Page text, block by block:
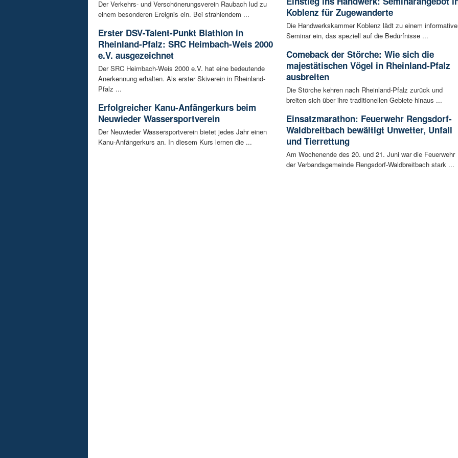
Der Verkehrs- und Verschönerungsverein Raubach lud zu
einem besonderen Ereignis ein. Bei strahlendem ...
Erster DSV-Talent-Punkt Biathlon in
Rheinland-Pfalz: SRC Heimbach-Weis 2000
e.V. ausgezeichnet
Der SRC Heimbach-Weis 2000 e.V. hat eine bedeutende
Anerkennung erhalten. Als erster Skiverein in Rheinland-
Pfalz ...
Erfolgreicher Kanu-Anfängerkurs beim
Neuwieder Wassersportverein
Der Neuwieder Wassersportverein bietet jedes Jahr einen
Kanu-Anfängerkurs an. In diesem Kurs lernen die ...
Koblenz für Zugewanderte
Die Handwerkskammer Koblenz lädt zu einem
Seminar ein, das speziell auf die Bedürfnisse ...
Comeback der Störche: Wie sich die
majestätischen Vögel in Rheinland-Pfalz
ausbreiten
Die Störche kehren nach Rheinland-Pfalz zurück und
breiten sich über ihre traditionellen Gebiete hinaus ...
Einsatzmarathon: Feuerwehr Rengsdorf-
Waldbreitbach bewältigt Unwetter, Unfall
und Tierrettung
Am Wochenende des 20. und 21. Juni war die Feuerwehr
der Verbandsgemeinde Rengsdorf-Waldbreitbach stark ...